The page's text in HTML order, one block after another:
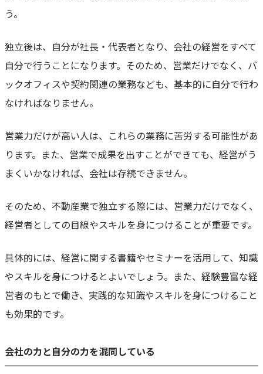
う。
独立後は、自分が社長・代表者となり、会社の経営をすべて
自分で行うことになります。そのため、営業だけでなく、バ
ックオフィスや契約関連の業務なども、基本的に自分で行わ
なければなりません。
営業力だけが高い人は、これらの業務に苦労する可能性があ
ります。また、営業で成果を出すことができても、経営がう
まくいかなければ、会社は存続できません。
そのため、不動産業で独立する際には、営業力だけでなく、
経営者としての目線やスキルを身につけることが重要です。
具体的には、経営に関する書籍やセミナーを活用して、知識
やスキルを身につけるとよいでしょう。また、経験豊富な経
営者のもとで働き、実践的な知識やスキルを身につけること
も効果的です。
会社の力と自分の力を混同している